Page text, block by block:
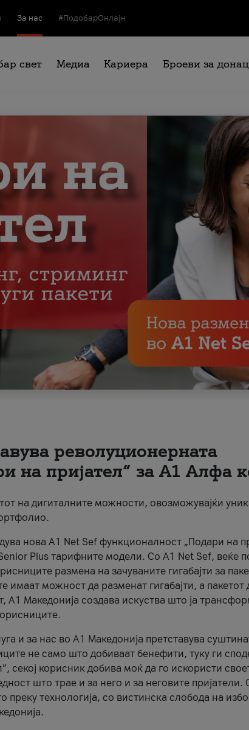
За нас #ПодобарОнлајн
свет Медиа Кариера Броеви за
револуционерната
на пријател“ за А1 Алфа
на дигиталните можности, овозможувајќи
нова A1 Net Sef функционалност „Подари на
Plus тарифните модели. Со A1 Net Sef, веќе
размена на зачуваните гигабајти за
имаат можност да разменат гигабајти, а пакетот
А1 Македонија создава искуства што ја
и за нас во А1 Македонија претставува
не само што добиваат бенефити, туку ги
секој корисник добива моќ да го искористи
што трае и за него и за неговите пријатели.
преку технологија, со вистинска слобода на